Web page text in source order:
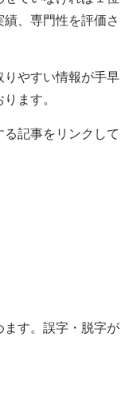
、専門性を評価さ
りやすい情報が手早
ます。
記事をリンクして
ます。誤字・脱字が